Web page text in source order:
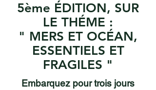
5ème ÉDITION, SUR
LE THÉME :
" MERS ET OCÉAN,
ESSENTIELS ET
FRAGILES "
Embarquez pour trois jours